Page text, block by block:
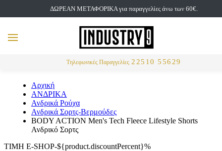
ΔΩΡΕΑΝ ΜΕΤΑΦΟΡΙΚΑ για παραγγελίες άνω των 60€.
Τηλεφωνικές Παραγγελίες 22510 55629
MENU
Αρχική
ΑΝΔΡΙΚΑ
Ανδρικά Ρούχα
Ανδρικά Σορτς-Βερμούδες
BODY ACTION Men's Tech Fleece Lifestyle Shorts
Ανδρικό Σορτς
ΤΙΜΗ E-SHOP-${product.discountPercent}%